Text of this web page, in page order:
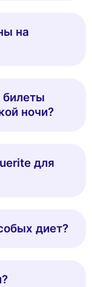
на
ночи?
для
диет?